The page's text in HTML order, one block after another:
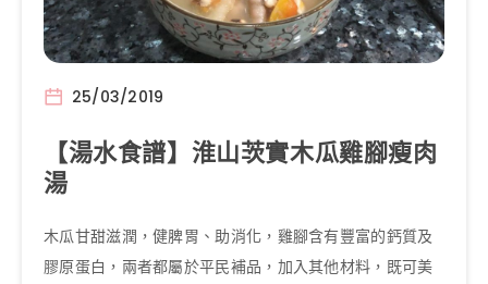
25/03/2019
【湯水食譜】淮山茨實木瓜雞腳瘦肉
湯
木瓜甘甜滋潤，健脾胃、助消化，雞腳含有豐富的鈣質及
膠原蛋白，兩者都屬於平民補品，加入其他材料，既可美